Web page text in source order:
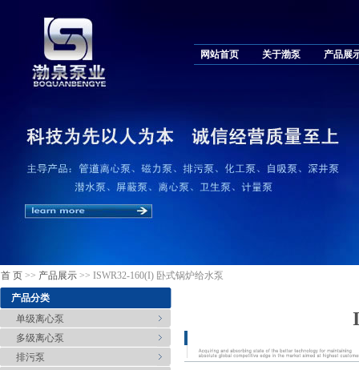
网站首页 关于渤泵 产品展
首 页 >> 产品展示 >> ISWR32-160(I) 卧式锅炉给水泵
产品分类
单级离心泵
多级离心泵
排污泵